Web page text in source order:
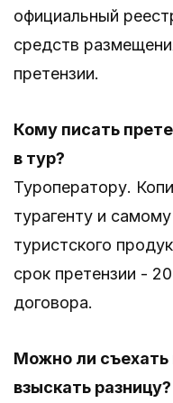
официальный
средств
претензии.
Кому писать
в тур?
Туроператору.
турагенту и
туристского
срок претензии -
договора.
Можно ли съехать
взыскать разницу?